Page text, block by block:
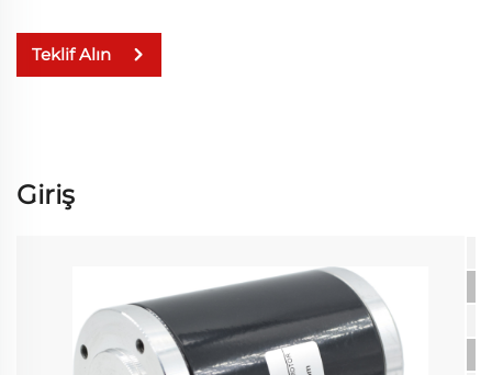
Teklif Alın
Giriş